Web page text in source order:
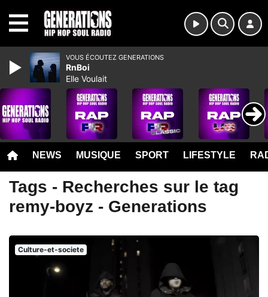
NEWS MUSIQUE SPORT LIFESTYLE
Tags - Recherches sur le tag
remy-boyz - Generations
Culture-et-societe
VOUS ÉCOUTEZ GENERATIONS
RnBoi
Elle Voulait